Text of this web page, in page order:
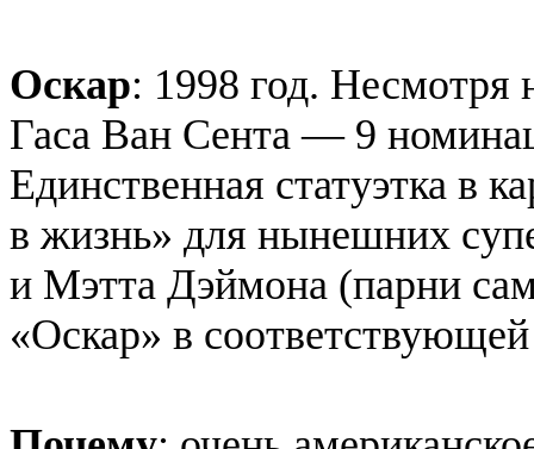
Оскар: 1998 год. Несмотря
Гаса Ван Сента — 9
Единственная статуэтка в
в жизнь» для нынешних
и Мэтта Дэймона (парни
«Оскар» в